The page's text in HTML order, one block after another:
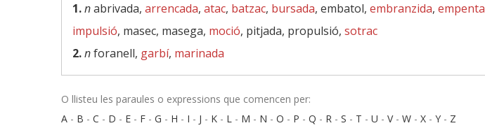
1.nabrivada, arrencada, atac, batzac, bursada, embatol, embranzida, empenta
impulsió, masec, masega, moció, pitjada, propulsió, sotrac
2.nforanell, garbí, marinada
O llisteu les paraules o expressions que comencen per:
A - B - C - D - E - F - G - H - I - J - K - L - M - N - O - P - Q - R - S - T - U - V- W - X - Y - Z